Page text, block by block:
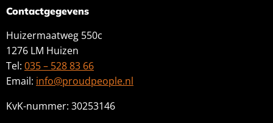
Contactgegevens
Huizermaatweg 550c
1276 LM Huizen
Tel: 035 – 528 83 66
Email: info@proudpeople.nl
KvK-nummer: 30253146